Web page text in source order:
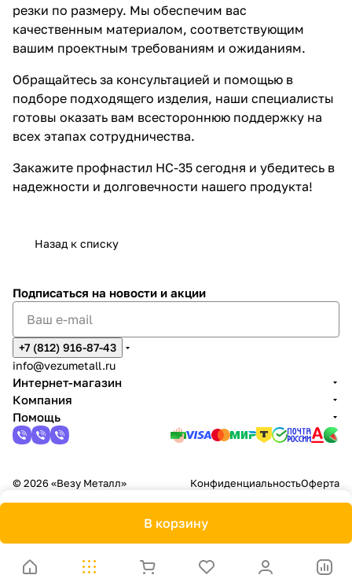
резки по размеру. Мы обеспечим вас
качественным материалом, соответствующим
вашим проектным требованиям и ожиданиям.
Обращайтесь за консультацией и помощью в
подборе подходящего изделия, наши специалисты
готовы оказать вам всестороннюю поддержку на
всех этапах сотрудничества.
Закажите профнастил НС-35 сегодня и убедитесь в
надежности и долговечности нашего продукта!
Назад к списку
В корзину
Подписаться на новости и акции
+7 (812) 916-87-43
info@vezumetall.ru
Интернет-магазин
Компания
Помощь
© 2026 «Везу Металл» КонфиденциальностьОферта